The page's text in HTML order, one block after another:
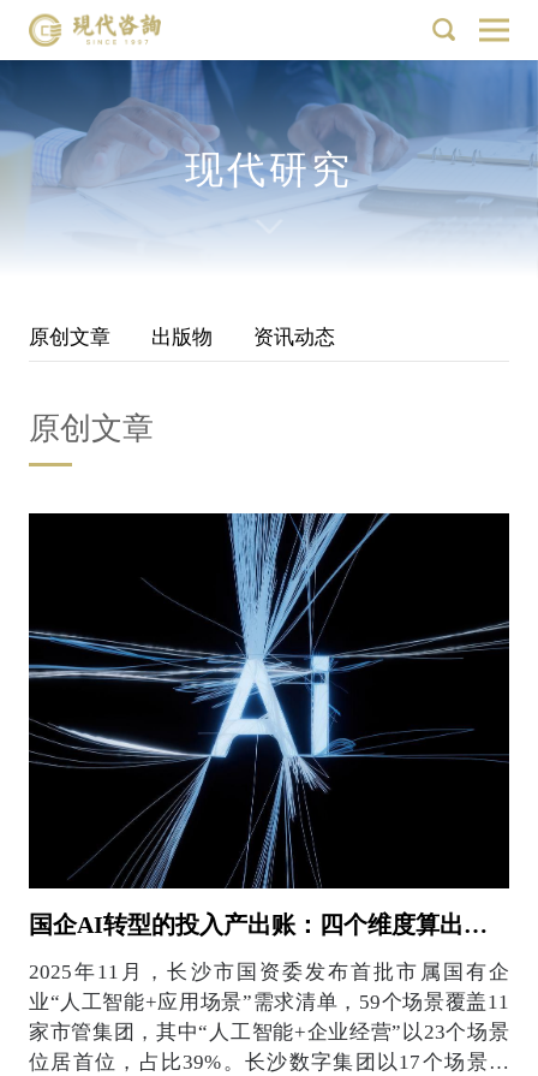
现代研究
原创文章 出版物 资讯动态
原创文章
国企AI转型的投入产出账：四个维度算出真实价值
2025年11月，长沙市国资委发布首批市属国有企
业“人工智能+应用场景”需求清单，59个场景覆盖11
家市管集团，其中“人工智能+企业经营”以23个场景
位居首位，占比39%。长沙数字集团以17个场景领